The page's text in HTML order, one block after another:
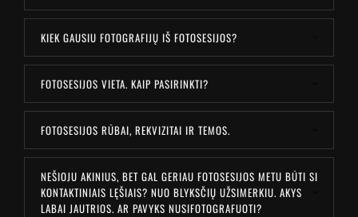
KIEK GAUSIU FOTOGRAFIJŲ IŠ FOTOSESIJOS?
FOTOSESIJOS VIETA. KAIP PASIRINKTI?
FOTOSESIJOS RŪBAI, REKVIZITAI IR TEMOS.
NEŠIOJU AKINIUS, BET GAL GERIAU FOTOSESIJOS METU BŪTI SI
KONTAKTINIAIS LĘŠIAIS? NUO BLYKSČIŲ UŽSIMERKIU. AKYS
LABAI JAUTRIOS. AR PAVYKS NUSIFOTOGRAFUOTI?